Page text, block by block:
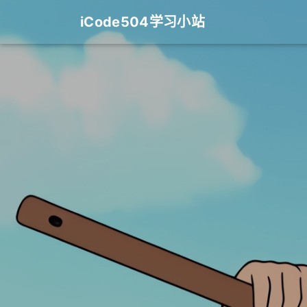
iCode504学习小站